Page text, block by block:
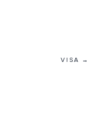
VISA →